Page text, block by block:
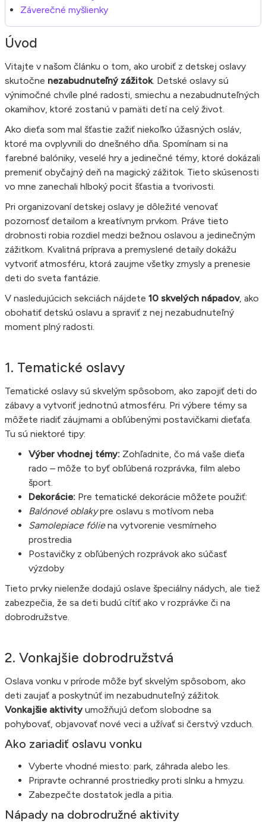
Záverečné myšlienky
Úvod
Vitajte v našom článku o tom, ako urobiť z detskej oslavy
skutočne nezabudnuteľný zážitok. Detské oslavy sú
výnimočné chvíle plné radosti, smiechu a nezabudnuteľných
okamihov, ktoré zostanú v pamäti detí na celý život.
Ako dieťa som mal šťastie zažiť niekoľko úžasných osláv,
ktoré ma ovplyvnili do dnešného dňa. Spomínam si na
farebné balóniky, veselé hry a jedinečné témy, ktoré dokázali
premeniť obyčajný deň na magický zážitok. Tieto skúsenosti
vo mne zanechali hlboký pocit šťastia a tvorivosti.
Pri organizovaní detskej oslavy je dôležité venovať
pozornosť detailom a kreatívnym prvkom. Práve tieto
drobnosti robia rozdiel medzi bežnou oslavou a jedinečným
zážitkom. Kvalitná príprava a premyslené detaily dokážu
vytvoriť atmosféru, ktorá zaujme všetky zmysly a prenesie
deti do sveta fantázie.
V nasledujúcich sekciách nájdete 10 skvelých nápadov, ako
obohatiť detskú oslavu a spraviť z nej nezabudnuteľný
moment plný radosti.
1. Tematické oslavy
Tematické oslavy sú skvelým spôsobom, ako zapojiť deti do
zábavy a vytvoriť jednotnú atmosféru. Pri výbere témy sa
môžete riadiť záujmami a obľúbenými postavičkami dieťaťa.
Tu sú niektoré tipy:
Výber vhodnej témy: Zohľadnite, čo má vaše dieťa
rado – môže to byť obľúbená rozprávka, film alebo
šport.
Dekorácie: Pre tematické dekorácie môžete použiť:
Balónové oblakypre oslavu s motívom neba
Samolepiace fóliena vytvorenie vesmírneho
prostredia
Postavičky z obľúbených rozprávok ako súčasť
výzdoby
Tieto prvky nielenže dodajú oslave špeciálny nádych, ale tiež
zabezpečia, že sa deti budú cítiť ako v rozprávke či na
dobrodružstve.
2. Vonkajšie dobrodružstvá
Oslava vonku v prírode môže byť skvelým spôsobom, ako
deti zaujať a poskytnúť im nezabudnuteľný zážitok.
Vonkajšie aktivityumožňujú deťom slobodne sa
pohybovať, objavovať nové veci a užívať si čerstvý vzduch.
Ako zariadiť oslavu vonku
Vyberte vhodné miesto: park, záhrada alebo les.
Pripravte ochranné prostriedky proti slnku a hmyzu.
Zabezpečte dostatok jedla a pitia.
Nápady na dobrodružné aktivity